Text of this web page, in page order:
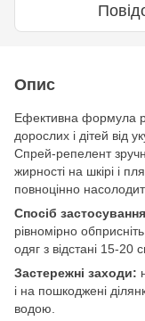
Опис
Ефективна формула
дорослих і дітей від
Спрей-репелент
жирності на шкірі і
повноцінно
Спосіб
рівномірно
одяг з відстані 15-20
Застережні заходи:
і на пошкоджені
водою.